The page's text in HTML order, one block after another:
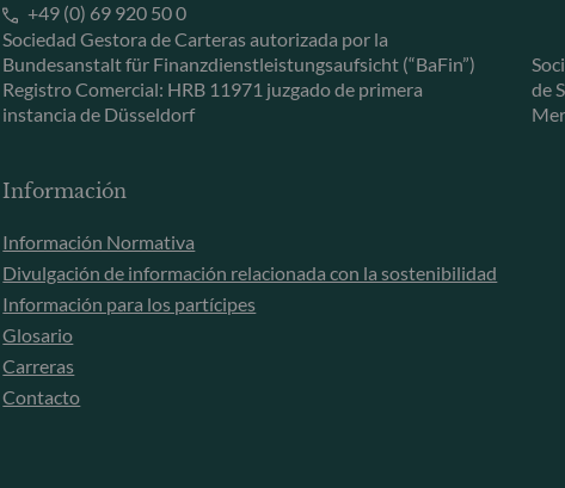
+49 (0) 69 920 50 0
Sociedad Gestora de Carteras autorizada por la
Bundesanstalt für Finanzdienstleistungsaufsicht (“BaFin”)
Registro Comercial: HRB 11971 juzgado de primera
instancia de Düsseldorf
de
Información
Información Normativa
Divulgación de información relacionada con la sostenibilidad
Información para los partícipes
Glosario
Carreras
Contacto